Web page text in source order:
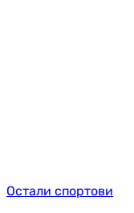
Остали спортови